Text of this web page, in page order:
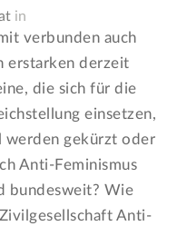
in
verbunden auch
erstarken derzeit
die sich für die
einsetzen,
gekürzt oder
Anti-Feminismus
bundesweit? Wie
Anti-